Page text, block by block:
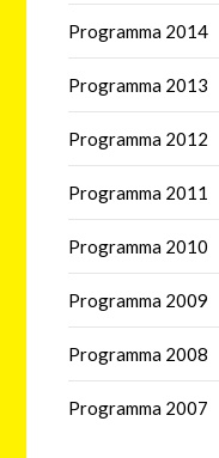
Programma 2014
Programma 2013
Programma 2012
Programma 2011
Programma 2010
Programma 2009
Programma 2008
Programma 2007